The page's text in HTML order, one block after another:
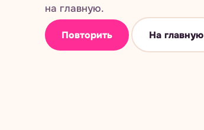
на главную.
Повторить На главную